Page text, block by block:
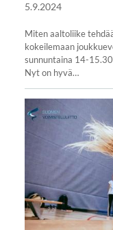
5.9.2024
Miten aaltoliike
kokeilemaan
sunnuntaina 14-
Nyt on hyvä…